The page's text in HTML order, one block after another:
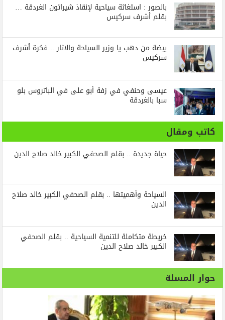
بالصور : استغاثة سياحية لإنقاذ شيراتون الغردقة …
بقلم أشرف سركيس
بيضة من دهب يا وزير السياحة والاثار .. فكرة أشرف
سركيس
عيسى وحنفي في زفة أبو على في الباتروس بلو
سبا بالغردقة
كاتب ومقال
حياة جديدة .. بقلم الصحفي الكبير خالد صلاح الدين
السياحة وأهميتها .. بقلم الصحفي الكبير خالد صلاح
الدين
خريطة متكاملة للتنمية السياحية .. بقلم الصحفي
الكبير خالد صلاح الدين
حوار المسلة